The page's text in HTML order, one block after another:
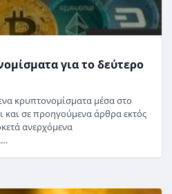
για το δεύτερο
κρυπτονομίσματα μέσα στο
και σε προηγούμενα άρθρα εκτός
ανερχόμενα